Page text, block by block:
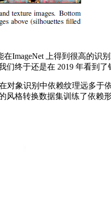
上得到很高的识
终于还是在 2019 年看到了
象识别中依赖纹理远多于
格转换数据集训练了依